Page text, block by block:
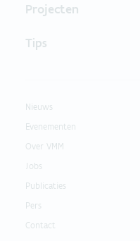
Projecten
Tips
Nieuws
Evenementen
Over VMM
Jobs
Publicaties
Pers
Contact